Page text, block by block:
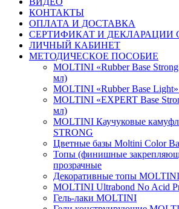
КОНТАКТЫ
ОПЛАТА И ДОСТАВКА
СЕРТИФИКАТ И ДЕКЛАРАЦИИ
ЛИЧНЫЙ КАБИНЕТ
МЕТОДИЧЕСКОЕ ПОСОБИЕ
MOLTINI «Rubber Base
мл)
MOLTINI «Rubber Base
MOLTINI «EXPERT Base
мл)
MOLTINI Каучуковые
STRONG
Цветные базы Moltini Color
Топы (финишные
прозрачные
Декоративные топы MOLTINI
MOLTINI Ultrabond No Acid
Гель-лаки MOLTINI